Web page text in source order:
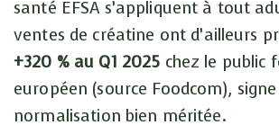
santé EFSA s’appliquent à tout
ventes de créatine ont d’ailleurs
+320 % au Q1 2025 chez le public
européen (source Foodcom), signe
normalisation bien méritée.